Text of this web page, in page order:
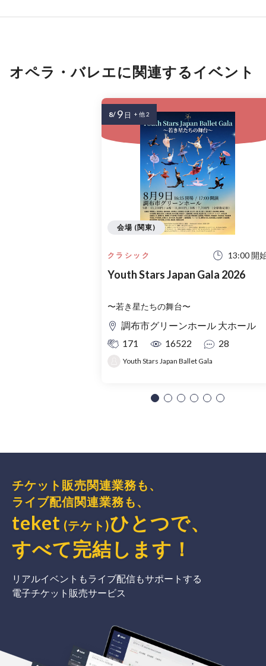
オペラ・バレエに関連するイベント
クラシック 13:00 開
Youth Stars Japan Gala 2026
〜若き星たちの舞台〜
調布市グリーンホール 大ホール
171
16522 28
Youth Stars Japan Ballet Gala
会場 (関東)
8/ 9 日 + 他 2
チケット販売関連業務も、
ライブ配信関連業務も、
teket (テケト)ひとつで、
すべて完結 します ！
リアルイベントもライブ配信もサポートする
電子チケット販売サービス